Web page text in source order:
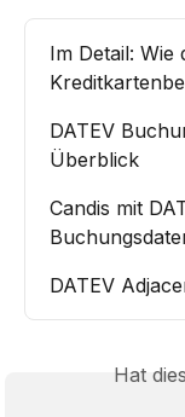
Im Detail: Wie
DATEV
Überblick
Candis mit
DATEV
Hat